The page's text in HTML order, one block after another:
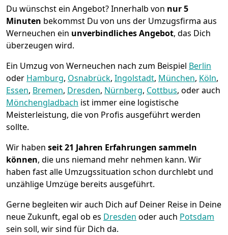
Du wünschst ein Angebot? Innerhalb von nur 5
Minuten bekommst Du von uns der Umzugsfirma aus
Werneuchen ein unverbindliches Angebot, das Dich
überzeugen wird.
Ein Umzug von Werneuchen nach zum Beispiel Berlin
oder Hamburg, Osnabrück, Ingolstadt, München, Köln,
Essen, Bremen, Dresden, Nürnberg, Cottbus, oder auch
Mönchen­gladbach ist immer eine logistische
Meisterleistung, die von Profis ausgeführt werden
sollte.
Wir haben seit21 Jahren Erfahrungen sammeln
können, die uns niemand mehr nehmen kann. Wir
haben fast alle Umzugssituation schon durchlebt und
unzählige Umzüge bereits ausgeführt.
Gerne begleiten wir auch Dich auf Deiner Reise in Deine
neue Zukunft, egal ob es Dresden oder auch Potsdam
sein soll, wir sind für Dich da.